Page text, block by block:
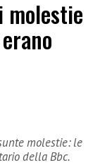
molestie
molestie: le
della Bbc.